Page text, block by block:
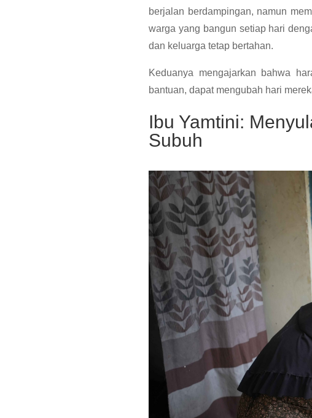
berjalan berdampingan, namun
warga yang bangun setiap hari
dan keluarga tetap bertahan.
Keduanya mengajarkan bahwa
bantuan, dapat mengubah hari
Ibu Yamtini:
Subuh